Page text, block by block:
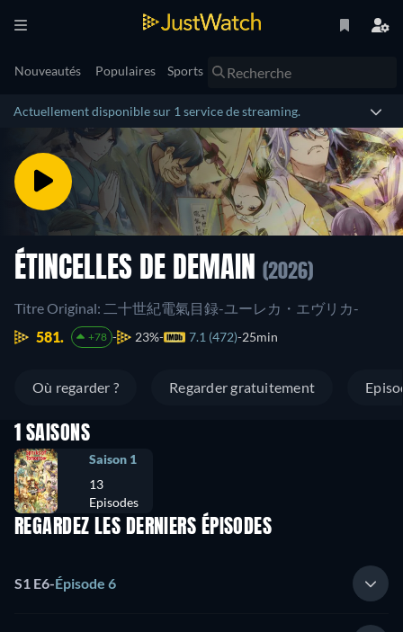
Nouveautés Populaires Sports
Actuellement disponible sur 1 service de streaming.
ÉTINCELLES DE DEMAIN (2026)
Titre Original: 二十世紀電氣目録-ユーレカ・エヴリカ-
581.
+78 23% 7.1 (472) 25min
Où regarder ? Regarder gratuitement
1 SAISONS
Saison 1
13
Episodes
REGARDEZ LES DERNIERS ÉPISODES
S1 E6-Épisode 6